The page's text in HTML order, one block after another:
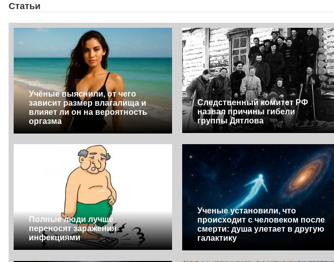
Статьи
Учёные выяснили, от чего
зависит размер влагалища и
влияет ли он на вероятность
оргазма
Следственный комитет РФ
назвал причины гибели
группы Дятлова
Полные люди лучше
переносят заражения
инфекциями
Ученые установили, что
происходит с человеком после
смерти: душа улетает в другую
галактику